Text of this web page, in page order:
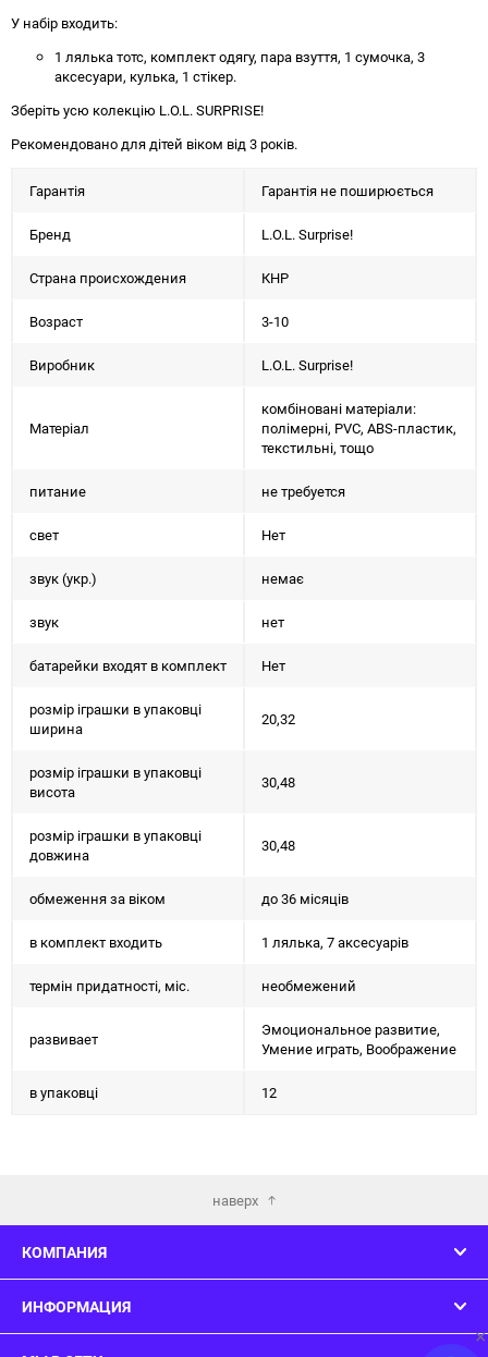
У набір входить:
1 лялька тотс, комплект одягу, пара взуття, 1 сумочка, 3
аксесуари, кулька, 1 стікер.
Зберіть усю колекцію L.O.L. SURPRISE!
Рекомендовано для дітей віком від 3 років.
Гарантія Гарантія не поширюється
Бренд L.O.L. Surprise!
Страна происхождения КНР
Возраст 3-10
Виробник L.O.L. Surprise!
Матеріал
комбіновані матеріали:
полімерні, PVC, ABS-пластик,
текстильні, тощо
питание не требуется
свет Нет
звук (укр.) немає
звук нет
батарейки входят в комплект Нет
розмір іграшки в упаковці
ширина
20,32
розмір іграшки в упаковці
висота
30,48
розмір іграшки в упаковці
довжина
30,48
обмеження за віком до 36 місяців
в комплект входить 1 лялька, 7 аксесуарів
термін придатності, міс. необмежений
развивает
Эмоциональное развитие,
Умение играть, Воображение
в упаковці 12
наверх
КОМПАНИЯ
ИНФОРМАЦИЯ
×